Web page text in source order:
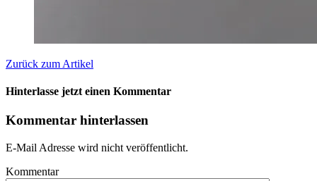
Zurück zum Artikel
Hinterlasse jetzt einen Kommentar
Kommentar hinterlassen
E-Mail Adresse wird nicht veröffentlicht.
Kommentar